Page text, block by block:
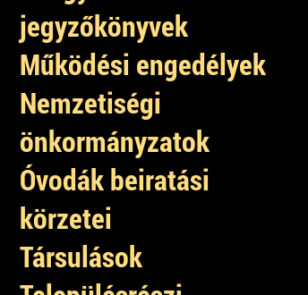
jegyzőkönyvek
Működési engedélyek
Nemzetiségi
önkormányzatok
Óvodák beiratási
körzetei
Társulások